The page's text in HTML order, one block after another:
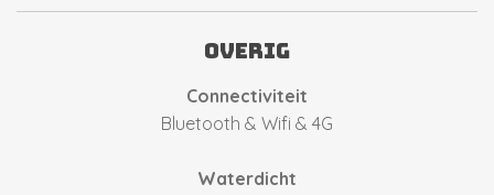
overig
Connectiviteit
Bluetooth & Wifi & 4G
Waterdicht